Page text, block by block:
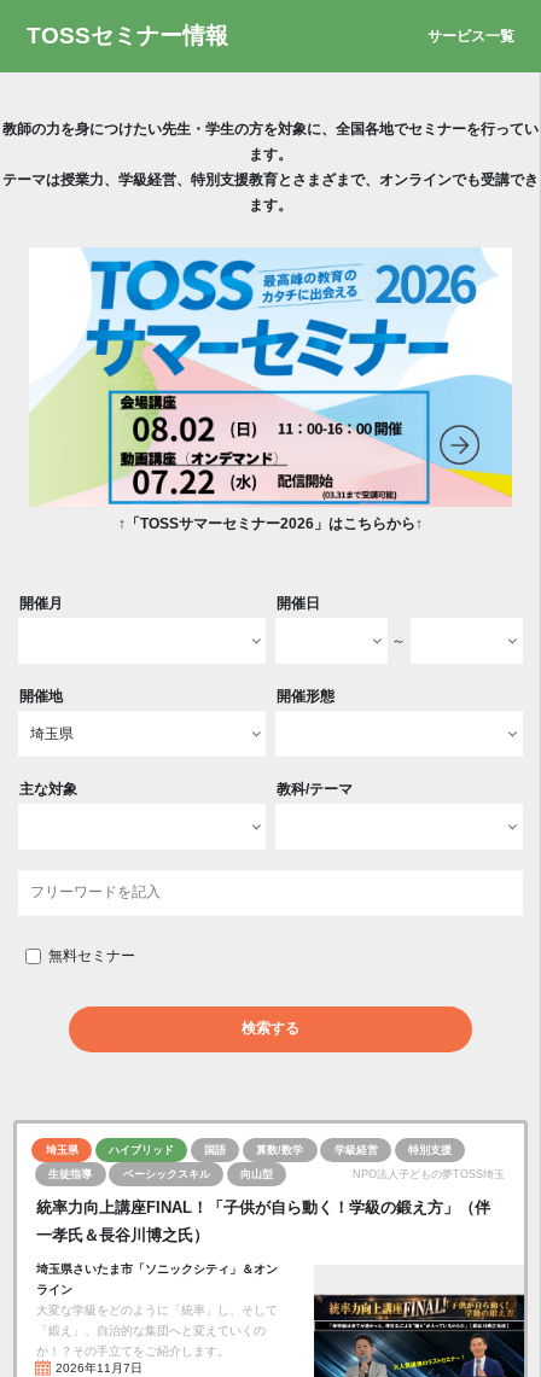
TOSSセミナー情報 サービス一覧
教師の力を身につけたい先生・学生の方を対象に、全国各地でセミナーを行ってい
ます。
テーマは授業力、学級経営、特別支援教育とさまざまで、オンラインでも受講でき
ます。
↑「TOSSサマーセミナー2026」はこちらから↑
開催月 開催日
～
開催地 開催形態
主な対象 教科/テーマ
無料セミナー
検索する
埼玉県 ハイブリッド 国語 算数/数学 学級経営
特別支援
生徒指導
ベーシックスキル 向山型 NPO法人子どもの夢TOSS埼玉
統率力向上講座FINAL！「子供が自ら動く！学級の鍛え方」（伴
一孝氏＆長谷川博之氏）
埼玉県さいたま市「ソニックシティ」＆オン
ライン
大変な学級をどのように「統率」し、そして
「鍛え」、自治的な集団へと変えていくの
か！？その手立てをご紹介します。
2026年11月7日